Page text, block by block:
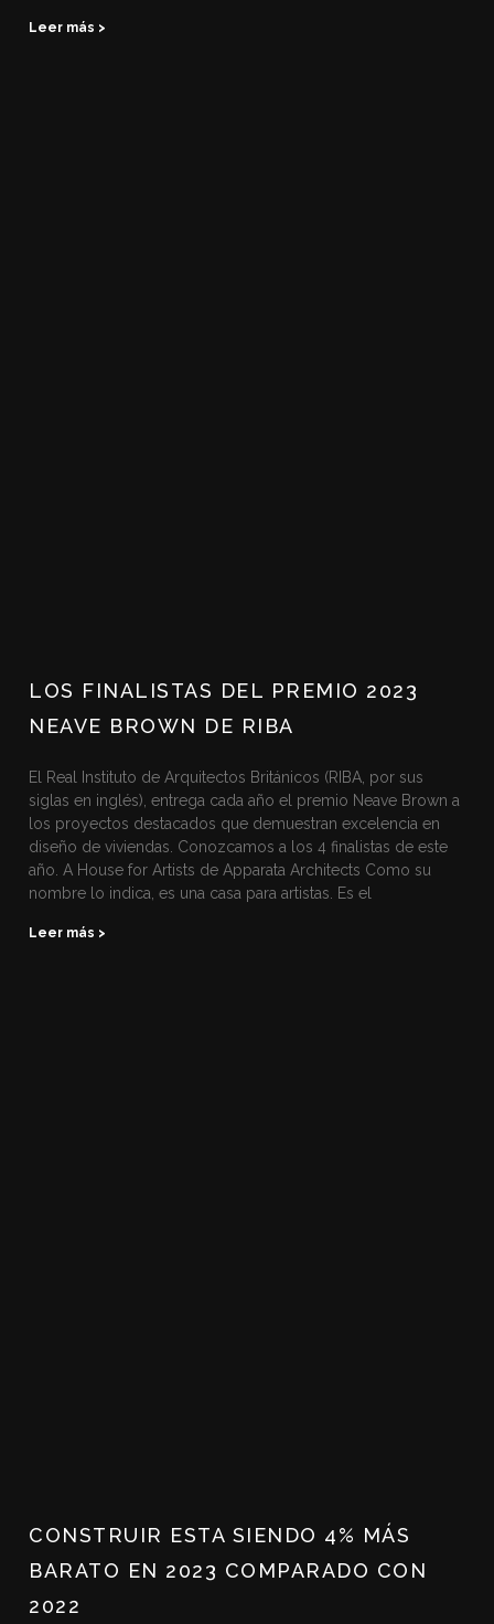
Leer más >
LOS FINALISTAS DEL PREMIO 2023
NEAVE BROWN DE RIBA
El Real Instituto de Arquitectos Británicos (RIBA, por sus
siglas en inglés), entrega cada año el premio Neave Brown a
los proyectos destacados que demuestran excelencia en
diseño de viviendas. Conozcamos a los 4 finalistas de este
año. A House for Artists de Apparata Architects Como su
nombre lo indica, es una casa para artistas. Es el
Leer más >
CONSTRUIR ESTA SIENDO 4% MÁS
BARATO EN 2023 COMPARADO CON
2022